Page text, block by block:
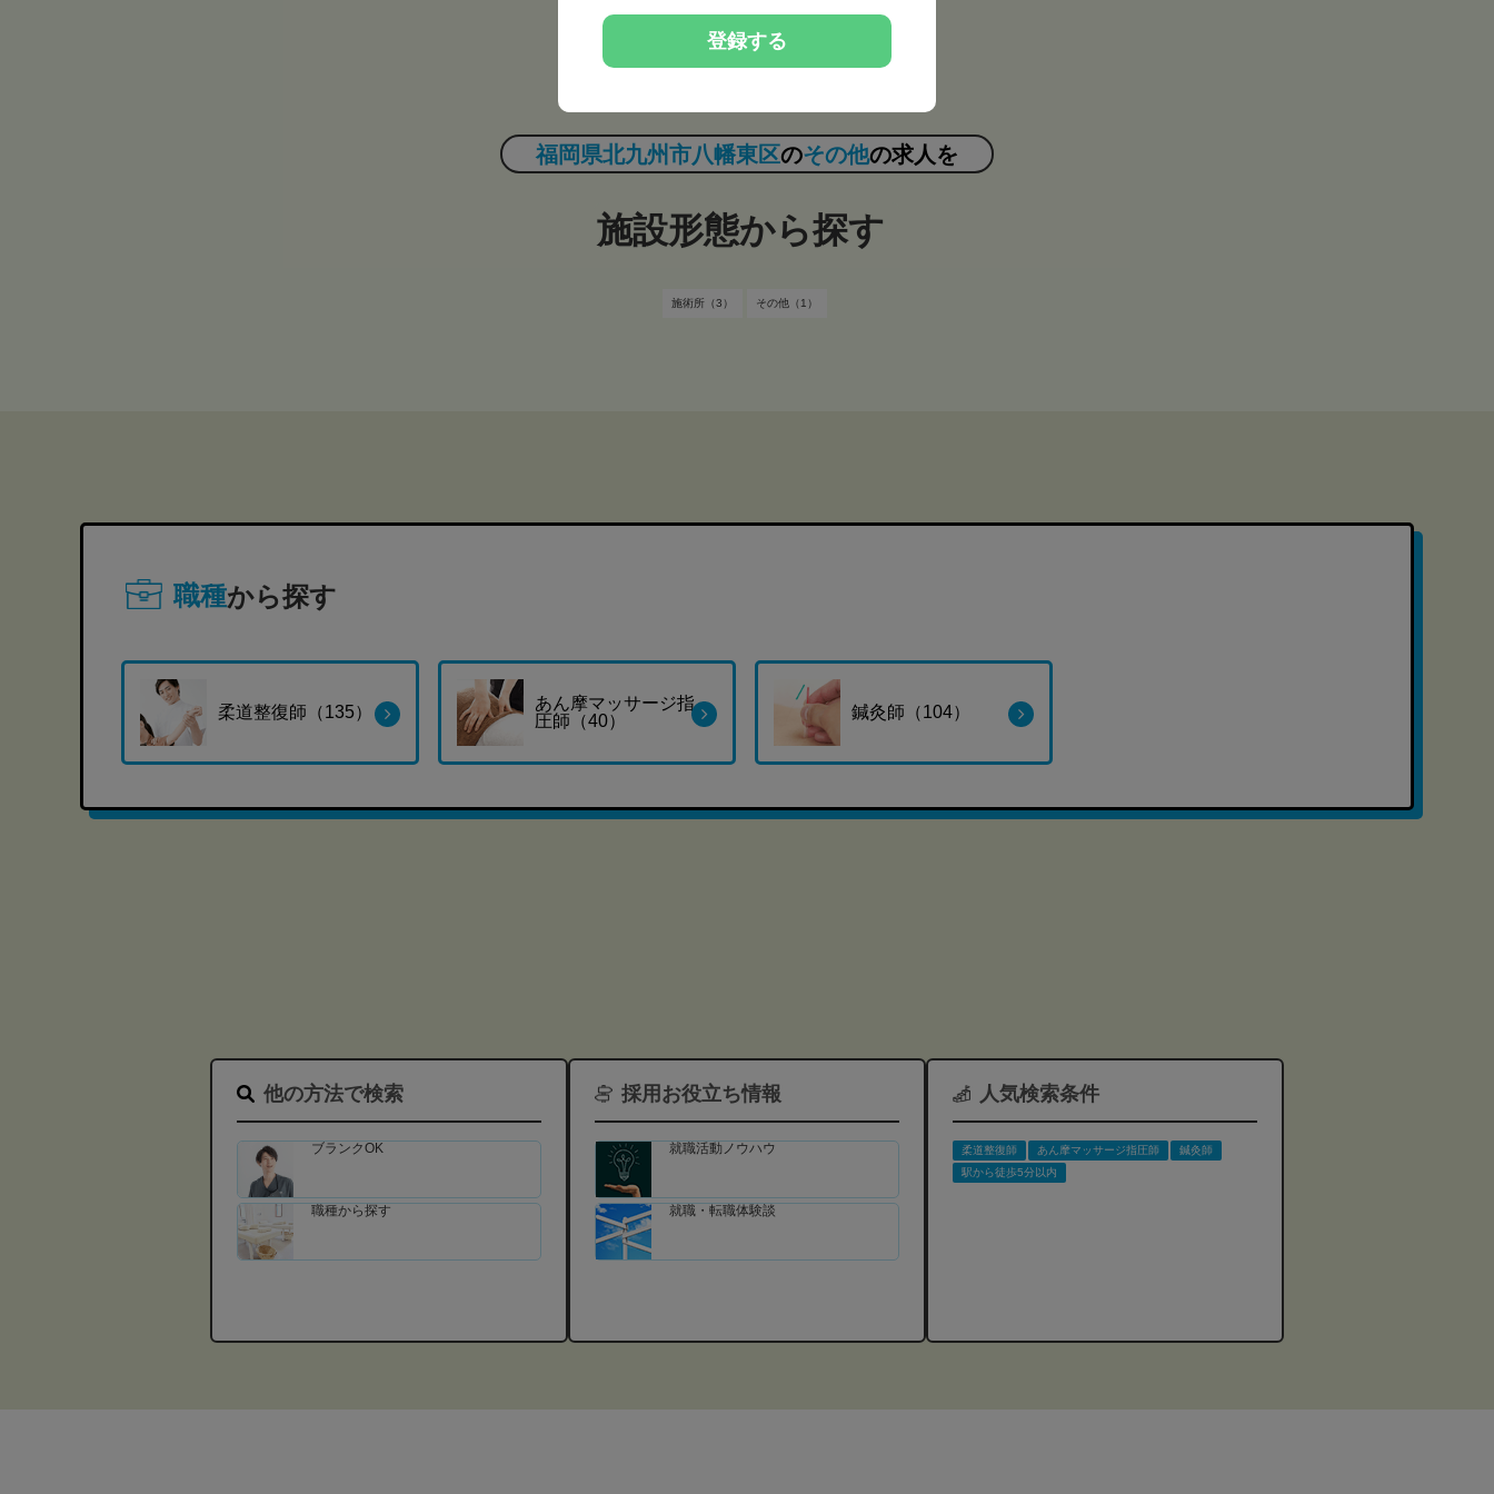
福岡県北九州市八幡東区のその他の求人を
施設形態から探す
施術所（3） その他（1）
職種から探す
柔道整復師（135）
あん摩マッサージ指
圧師（40）
鍼灸師（104）
他の方法で検索
ブランクOK
職種から探す
採用お役立ち情報
就職活動ノウハウ
就職・転職体験談
人気検索条件
柔道整復師 あん摩マッサージ指圧師
鍼灸師
駅から徒歩5分以内
登録する